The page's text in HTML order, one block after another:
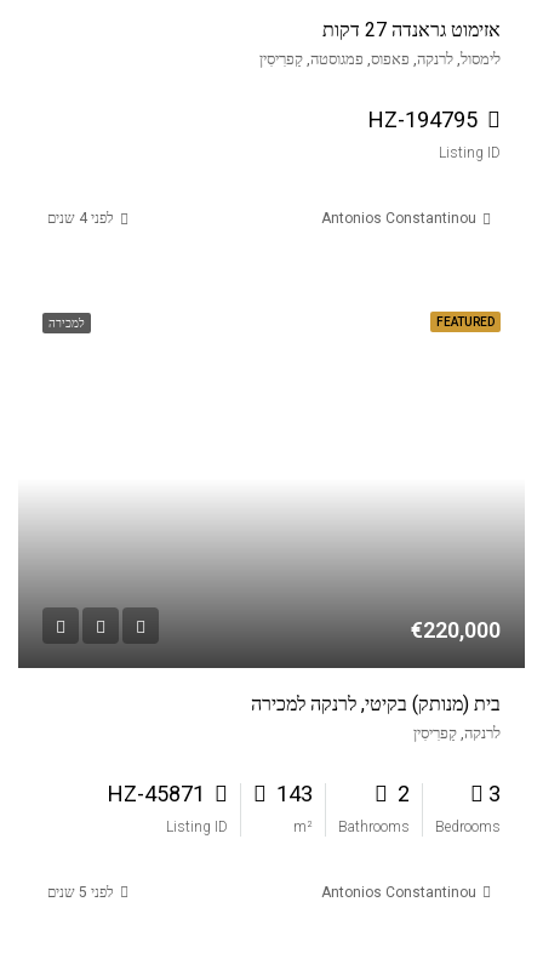
אזימוט גראנדה 27 דקות
לימסול, לרנקה, פאפוס, פמגוסטה, קַפרִיסִין
HZ-194795
Listing ID
Antonios Constantinou לפני 4 שנים
FEATURED למכירה
€220,000
בית (מנותק) בקיטי, לרנקה למכירה
לרנקה, קַפרִיסִין
3
Bedrooms
2
Bathrooms
143
m²
HZ-45871
Listing ID
Antonios Constantinou לפני 5 שנים